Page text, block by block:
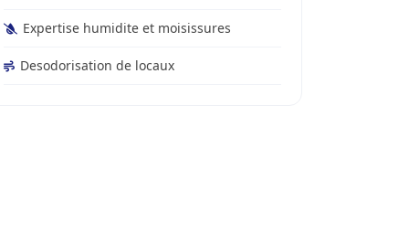
Expertise humidite et moisissures
Desodorisation de locaux